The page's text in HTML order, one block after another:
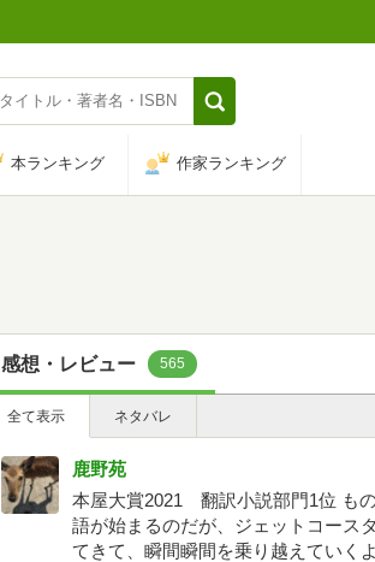
本ランキング 作家ランキング
感想・レビュー 565
全て表示 ネタバレ
鹿野苑
本屋大賞2021 翻訳小説部門1位 も
語が始まるのだが、ジェットコース
てきて、瞬間瞬間を乗り越えていく